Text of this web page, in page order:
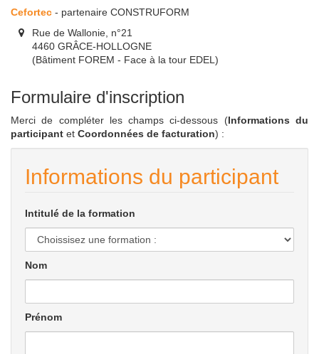
Cefortec - partenaire CONSTRUFORM
Rue de Wallonie, n°21
4460 GRÂCE-HOLLOGNE
(Bâtiment FOREM - Face à la tour EDEL)
Formulaire d'inscription
Merci de compléter les champs ci-dessous (Informations du
participant et Coordonnées de facturation) :
Informations du participant
Intitulé de la formation
Nom
Prénom